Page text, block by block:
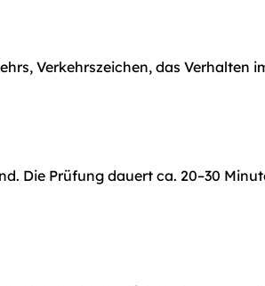
Verkehrszeichen, das Verhalten
Die Prüfung dauert ca. 20–30